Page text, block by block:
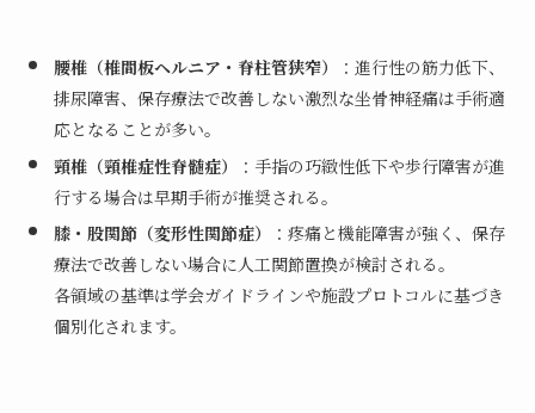
腰椎（椎間板ヘルニア・脊柱管狭窄）
：進行性の筋力低下、
排尿障害、保存療法で改善しない激烈な坐骨神経痛は手術適
応となることが多い。
頸椎（頸椎症性脊髄症）
：手指の巧緻性低下や歩行障害が進
行する場合は早期手術が推奨される。
膝・股関節（変形性関節症）
：疼痛と機能障害が強く、保存
療法で改善しない場合に人工関節置換が検討される。
各領域の基準は学会ガイドラインや施設プロトコルに基づき
個別化されます。